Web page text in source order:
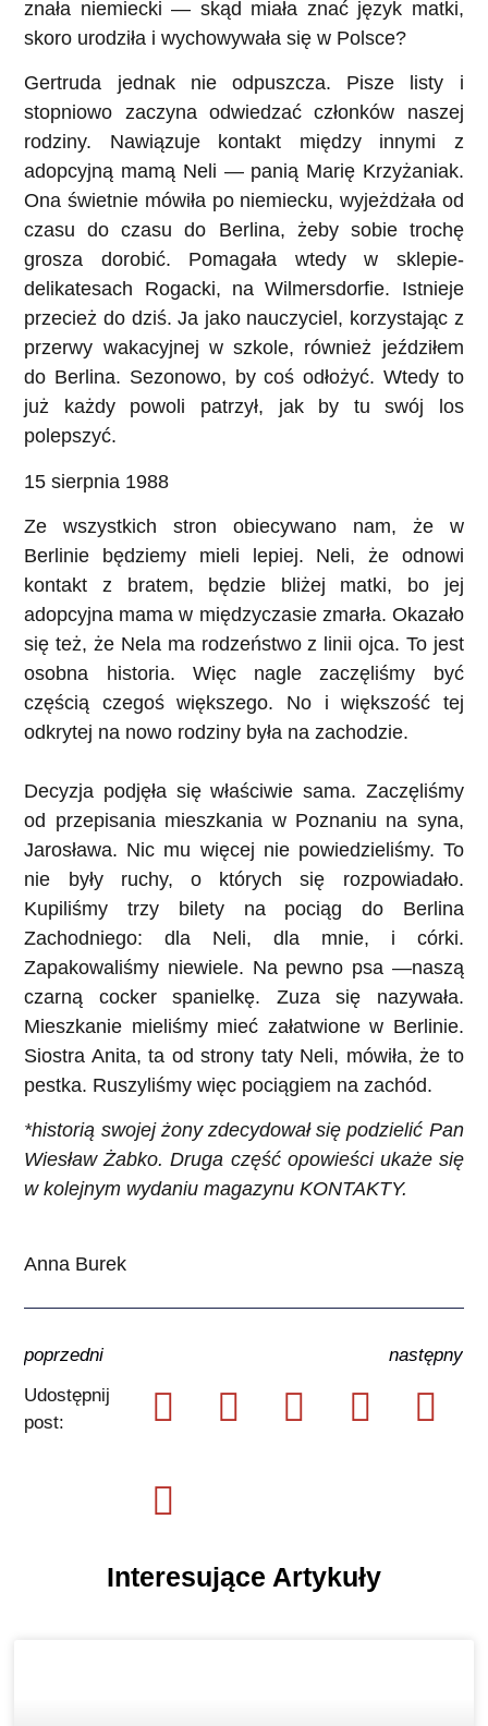
znała niemiecki — skąd miała znać język matki,
skoro urodziła i wychowywała się w Polsce?
Gertruda jednak nie odpuszcza. Pisze listy i
stopniowo zaczyna odwiedzać członków naszej
rodziny. Nawiązuje kontakt między innymi z
adopcyjną mamą Neli — panią Marię Krzyżaniak.
Ona świetnie mówiła po niemiecku, wyjeżdżała od
czasu do czasu do Berlina, żeby sobie trochę
grosza dorobić. Pomagała wtedy w sklepie-
delikatesach Rogacki, na Wilmersdorfie. Istnieje
przecież do dziś. Ja jako nauczyciel, korzystając z
przerwy wakacyjnej w szkole, również jeździłem
do Berlina. Sezonowo, by coś odłożyć. Wtedy to
już każdy powoli patrzył, jak by tu swój los
polepszyć.
15 sierpnia 1988
Ze wszystkich stron obiecywano nam, że w
Berlinie będziemy mieli lepiej. Neli, że odnowi
kontakt z bratem, będzie bliżej matki, bo jej
adopcyjna mama w międzyczasie zmarła. Okazało
się też, że Nela ma rodzeństwo z linii ojca. To jest
osobna historia. Więc nagle zaczęliśmy być
częścią czegoś większego. No i większość tej
odkrytej na nowo rodziny była na zachodzie.
Decyzja podjęła się właściwie sama. Zaczęliśmy
od przepisania mieszkania w Poznaniu na syna,
Jarosława. Nic mu więcej nie powiedzieliśmy. To
nie były ruchy, o których się rozpowiadało.
Kupiliśmy trzy bilety na pociąg do Berlina
Zachodniego: dla Neli, dla mnie, i córki.
Zapakowaliśmy niewiele. Na pewno psa —naszą
czarną cocker spanielkę. Zuza się nazywała.
Mieszkanie mieliśmy mieć załatwione w Berlinie.
Siostra Anita, ta od strony taty Neli, mówiła, że to
pestka. Ruszyliśmy więc pociągiem na zachód.
*historią swojej żony zdecydował się podzielić Pan
Wiesław Żabko. Druga część opowieści ukaże się
w kolejnym wydaniu magazynu KONTAKTY.
Anna Burek
poprzedni
następny
Udostępnij
post:
Interesujące Artykuły